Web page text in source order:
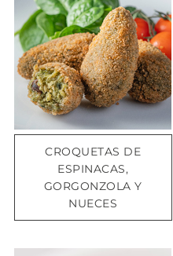
CROQUETAS DE
ESPINACAS,
GORGONZOLA Y
NUECES